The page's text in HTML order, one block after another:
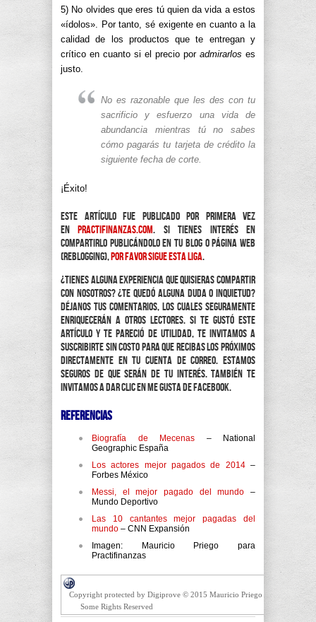
5) No olvides que eres tú quien da vida a estos
«ídolos». Por tanto, sé exigente en cuanto a la
calidad de los productos que te entregan y
crítico en cuanto si el precio por admirarlos es
justo.
No es razonable que les des con tu
sacrificio y esfuerzo una vida de
abundancia mientras tú no sabes
cómo pagarás tu tarjeta de crédito la
siguiente fecha de corte.
¡Éxito!
Este artículo fue publicado por primera vez
enpractifinanzas.com. Si tienes interés en
compartirlo publicándolo en tu blog o página web
(reblogging),por favor sigue esta liga.
¿Tienes alguna experiencia que quisieras compartir
con nosotros? ¿Te quedó alguna duda o inquietud?
Déjanos tus comentarios, los cuales seguramente
enriquecerán a otros lectores. Si te gustó este
artículo y te pareció de utilidad, te invitamos a
suscribirte sin costo para que recibas los próximos
directamente en tu cuenta de correo. Estamos
seguros de que serán de tu interés. También te
invitamos a dar clic en Me Gusta de Facebook.
Referencias
Biografía de Mecenas – National
Geographic España
Los actores mejor pagados de 2014–
Forbes México
Messi, el mejor pagado del mundo –
Mundo Deportivo
Las 10 cantantes mejor pagadas del
mundo – CNN Expansión
Imagen: Mauricio Priego para
Practifinanzas
Copyright protected by Digiprove © 2015 Mauricio Priego
Some Rights Reserved